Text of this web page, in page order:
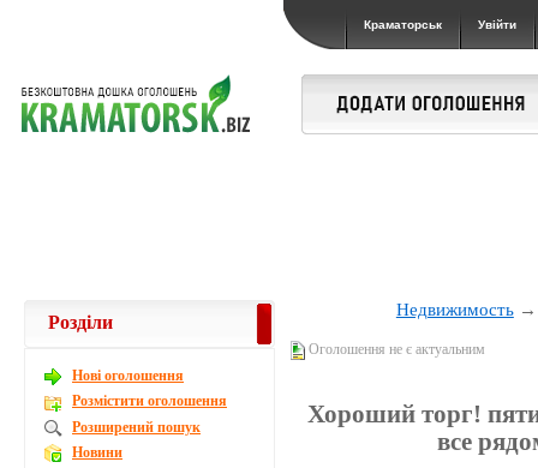
Краматорськ Увійти
Недвижимость
Оголошення не є актуальним
Хороший торг!
все
Розділи
Новi оголошення
Розмістити оголошення
Розширений пошук
Новини